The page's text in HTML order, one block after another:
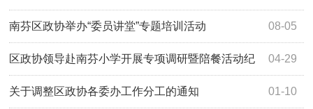
谈会 08-05
南芬区政协举办“委员讲堂”专题培训活动
04-29
区政协领导赴南芬小学开展专项调研暨陪餐活动纪
实 01-10
关于调整区政协各委办工作分工的通知